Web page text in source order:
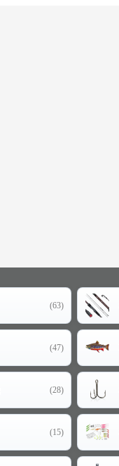
(63)
(47)
(28)
(15)